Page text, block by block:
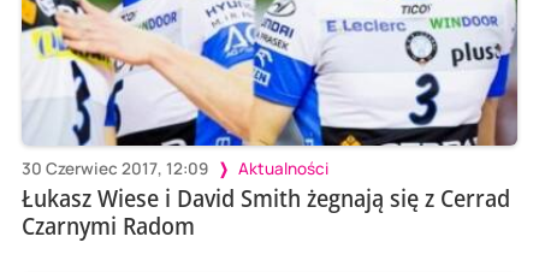
30 Czerwiec 2017, 12:09 Aktualności
Łukasz Wiese i David Smith żegnają się z Cerrad
Czarnymi Radom